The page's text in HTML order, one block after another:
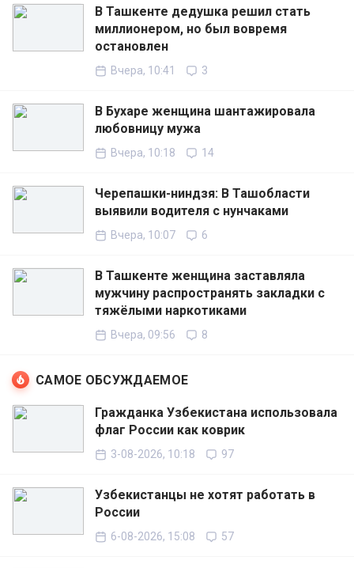
В Ташкенте дедушка решил стать
миллионером, но был вовремя
остановлен
Вчера, 10:41 3
В Бухаре женщина шантажировала
любовницу мужа
Вчера, 10:18 14
Черепашки-ниндзя: В Ташобласти
выявили водителя с нунчаками
Вчера, 10:07 6
В Ташкенте женщина заставляла
мужчину распространять закладки с
тяжёлыми наркотиками
Вчера, 09:56 8
САМОЕ ОБСУЖДАЕМОЕ
Гражданка Узбекистана использовала
флаг России как коврик
3-08-2026, 10:18 97
Узбекистанцы не хотят работать в
России
6-08-2026, 15:08 57